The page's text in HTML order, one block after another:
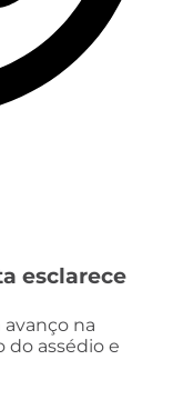
esclarece
na
assédio e